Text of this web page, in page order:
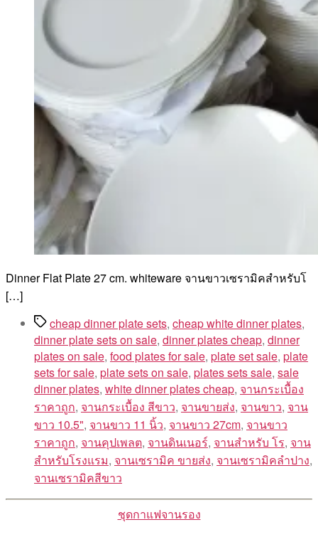
Dinner Flat Plate 27 cm. whiteware จานขาวเซรามิคสำหรับโ
[…]
Tagscheap dinner plate sets, cheap white dinner plates,
dinner plate sets on sale, dinner plates cheap, dinner
plates on sale, food plates for sale, plate set sale, plate
sets for sale, plate sets on sale, plates sets sale, sale
dinner plates, white dinner plates cheap, จานกระเบื้อง
ราคาถูก, จานกระเบื้อง สีขาว, จานขายส่ง, จานขาว, จาน
ขาว 10.5", จานขาว 11 นิ้ว, จานขาว 27cm, จานขาว
ราคาถูก, จานคุปเพลต, จานดินเนอร์, จานสำหรับ โร, จาน
สำหรับโรงแรม, จานเซรามิค ขายส่ง, จานเซรามิคลำปาง,
จานเซรามิคสีขาว
Categories
ชุดกาแฟจานรอง